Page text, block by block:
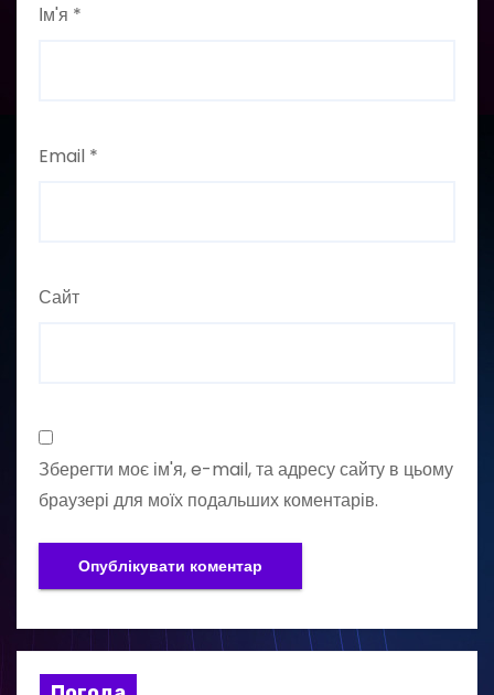
Ім'я *
Email *
Сайт
Зберегти моє ім'я, e-mail, та адресу сайту в цьому
браузері для моїх подальших коментарів.